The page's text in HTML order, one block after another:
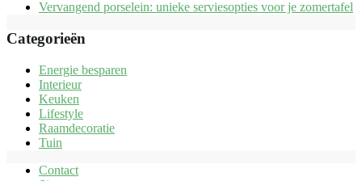
Vervangend porselein: unieke serviesopties voor je zomertafel
Categorieën
Energie besparen
Interieur
Keuken
Lifestyle
Raamdecoratie
Tuin
Contact